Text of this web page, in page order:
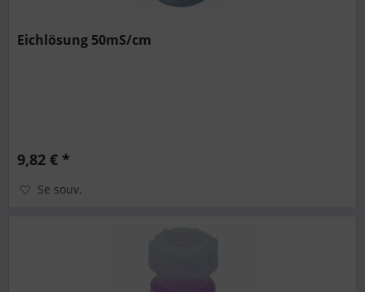
Eichlösung 50mS/cm
9,82 € *
Se souv.